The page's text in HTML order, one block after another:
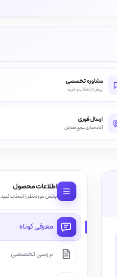
اطلاعات محصول
بخش موردنظر را انتخاب کنید
معرفی کوتاه
بررسی تخصصی
مشاوره تخصصی
پیش از انتخاب و خرید
ارسال فوری
آماده‌سازی سریع سفارش